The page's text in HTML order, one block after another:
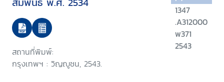
สถานที่พิมพ์:
กรุงเทพฯ : วิญญูชน, 2543.
1347
.A312000
พ371
2543